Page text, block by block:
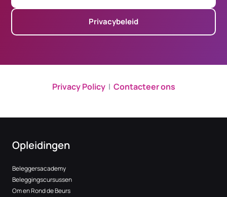
Privacybeleid
Privacy Policy| Contacteer ons
Opleidingen
Beleggersacademy
Beleggingscursussen
Om en Rond de Beurs